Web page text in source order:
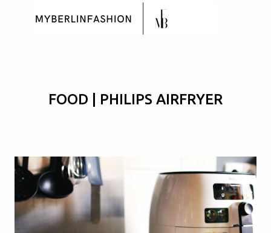
Skip to main content
FOOD | PHILIPS AIRFRYER